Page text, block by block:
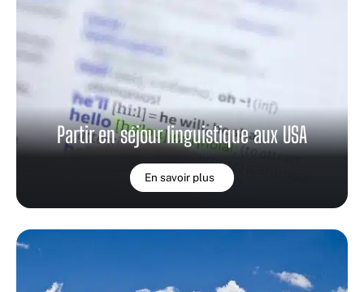
Partir en séjour linguistique aux USA
En savoir plus